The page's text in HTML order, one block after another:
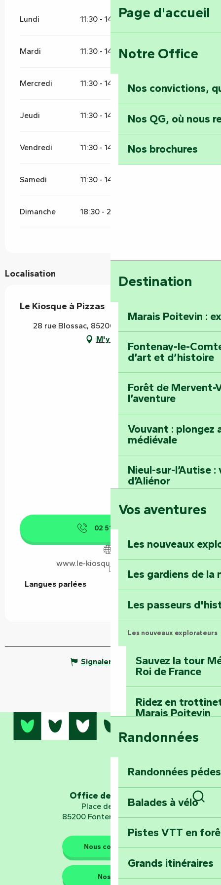
Page d'accueil
Notre Office
Nos convictions,
Nos QG, où nous
Nos brochures
Destination
Marais Poitevin :
Fontenay-le-
d’art et d’histoire
Forêt de Mervent-
l’aventure
Vouvant : plongez
médiévale
Nieul-sur-l’Autise
d’Aliénor
Foussais-Payré :
Faymoreau :
épopée minière
Terre d’étoiles :
Vos aventures
Les nouveaux
Les gardiens de la
Les passeurs
Les nouveaux explorateurs
Sauvez la tour
Roi de France
Ridez en
Marais Poitevin
Embarquez pour
Explorez
d’orientation «
Les gardiens de la nature
Randonnées
Randonnées
Balades à vélo
Pistes VTT en
Grands itinéraires
Lundi 11:30 - 14:00 18:30 - 21:30
Mardi 11:30 - 14:00 18:30 - 21:30
Mercredi 11:30 - 14:00 18:30 - 21:30
Jeudi 11:30 - 14:00 18:30 - 21:30
Vendredi 11:30 - 14:00 18:30 - 22:00
Samedi 11:30 - 14:00
Dimanche 18:30 - 21:30
Localisation
Le Kiosque à Pizzas
28 rue Blossac, 85200 Fontenay-le-Comte
M'y rendre
02 51 52 19
www.le-kiosque-a-pizzas.com
Langues parlées
Langues parlées
Signaler une erreur
Office de tourisme
Place de Verdun
85200 Fontenay-le-Comte
Nous contacter
Nos QG